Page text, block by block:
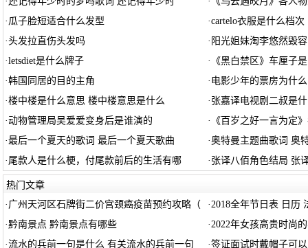
· 瓜子脸短适合什么发型 ·cartelo衣服是什么档次
·头发拉直伤头发吗 · 阳光姐妹淘李悠然毁
·letsdiet是什么牌子 · 《黑白禁区》车厘子
·韩国同居的目的主角 · 电影少年的票房为什
·楼中楼是什么意思 楼中楼意思是什么 · 张嘉译电视剧二叔是
·动物管理局吴爱爱变身后是谁演的 · 《百岁之好一言为定
·最后一个夏天的歌词 最后一个夏天歌曲 ·奥特曼主题曲歌词 奥
· 尾款人是什么梗，付尾款前后的生活有哪 · 张译八佰角色结局 张
热门文章
· 广州天河区石牌街二价宫颈癌疫苗预约攻略（ ·2018全年节日表 日历
·黔南景点 黔南景点有哪些 ·2022年女孩高贵时尚
·流水的兵前一句是什么 有关流水的兵前一句 ·签证面试时戴帽子可